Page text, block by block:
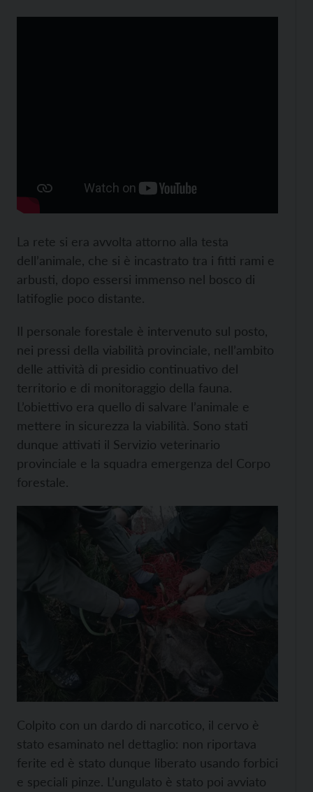
La rete si era avvolta attorno alla testa
dell’animale, che si è incastrato tra i fitti rami e
arbusti, dopo essersi immenso nel bosco di
latifoglie poco distante.
Il personale forestale è intervenuto sul posto,
nei pressi della viabilità provinciale, nell’ambito
delle attività di presidio continuativo del
territorio e di monitoraggio della fauna.
L’obiettivo era quello di salvare l’animale e
mettere in sicurezza la viabilità. Sono stati
dunque attivati il Servizio veterinario
provinciale e la squadra emergenza del Corpo
forestale.
Colpito con un dardo di narcotico, il cervo è
stato esaminato nel dettaglio: non riportava
ferite ed è stato dunque liberato usando forbici
e speciali pinze. L’ungulato è stato poi avviato